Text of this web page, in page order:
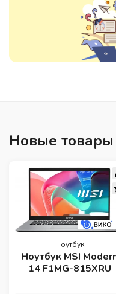
Новые товары
Ноутбук
Ноутбук MSI
14 F1MG-815XRU